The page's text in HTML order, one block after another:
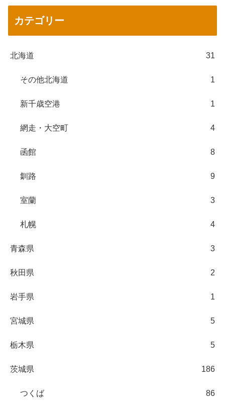
カテゴリー
北海道 31
その他北海道 1
新千歳空港 1
網走・大空町 4
函館 8
釧路 9
室蘭 3
札幌 4
青森県 3
秋田県 2
岩手県 1
宮城県 5
栃木県 5
茨城県 186
つくば 86